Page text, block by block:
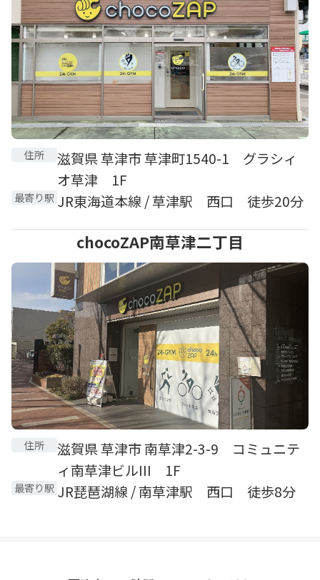
住所
滋賀県 草津市 草津町1540-1 グラシィ
オ草津 1F
最寄り駅 JR東海道本線 / 草津駅 西口 徒歩20分
chocoZAP南草津二丁目
住所
滋賀県 草津市 南草津2-3-9 コミュニテ
ィ南草津ビルIII 1F
最寄り駅 JR琵琶湖線 / 南草津駅 西口 徒歩8分